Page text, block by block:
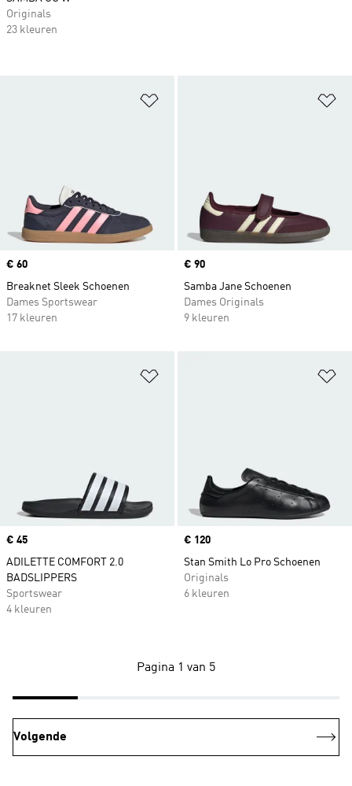
Price
€ 60
Breaknet Sleek Schoenen
Dames Sportswear
17 kleuren
Price
€ 90
Samba Jane Schoenen
Dames Originals
9 kleuren
Price
€ 45
ADILETTE COMFORT 2.0
BADSLIPPERS
Sportswear
4 kleuren
Price
€ 120
Stan Smith Lo Pro Schoenen
Originals
6 kleuren
Originals
23 kleuren
Pagina 1 van 5
Volgende